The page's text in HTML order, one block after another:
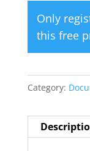
Only
this free
Category: